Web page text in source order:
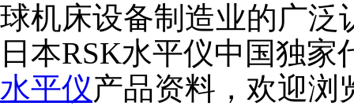
球机床设备制造业的广泛
日本RSK水平仪中国独家
水平仪产品资料，欢迎浏